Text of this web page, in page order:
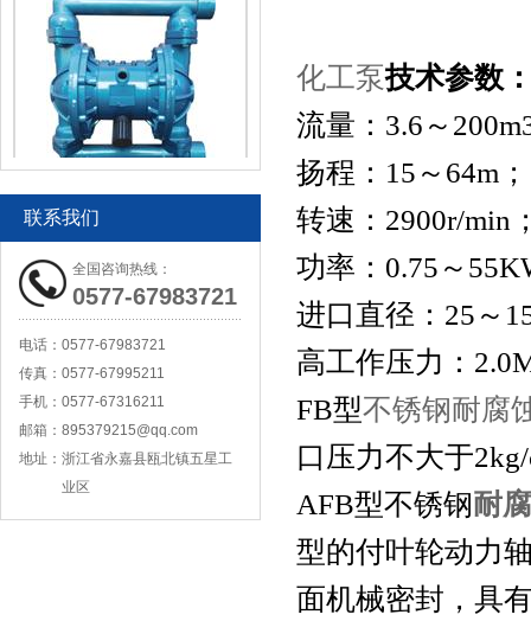
QBY铝合金气动隔膜泵
联系我们
全国咨询热线：
0577-67983721
电话： 0577-67983721
传真： 0577-67995211
手机： 0577-67316211
邮箱： 895379215@qq.com
地址： 浙江省永嘉县瓯北镇五星工
业区
化工泵技术参数
流量：3.6～
扬程：15～64m；
转速：2900r/min
功率：0.75～
进口直径：25～
高工作压力：
FB型不锈钢耐腐
口压力不大于
AFB型不锈钢耐
型的付叶轮动力
面机械密封，具